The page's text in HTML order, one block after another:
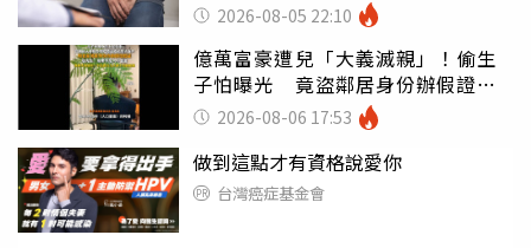
2026-08-05 22:10
億萬富豪遭兒「大義滅親」！偷生
子怕曝光 竟盜鄰居身份辦假證落
戶 2026-08-06 17:53
做到這點才有資格說愛你
台灣癌症基金會